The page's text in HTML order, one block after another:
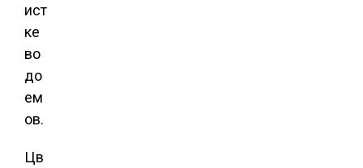
ист
ке
во
до
ем
ов.
Цв